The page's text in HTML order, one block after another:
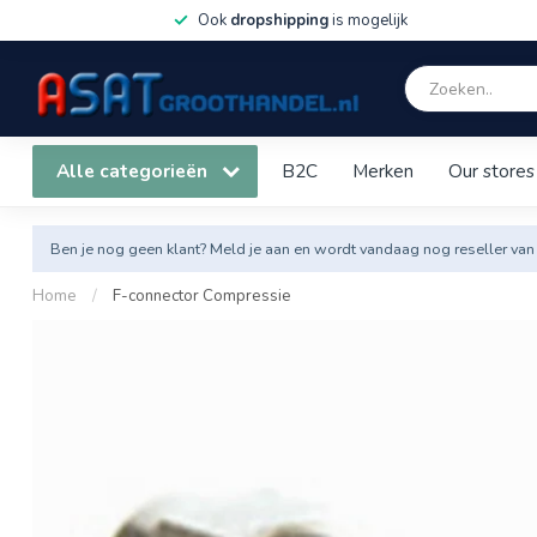
Ook dropshippingis mogelijk
Alle categorieën B2C Merken Our stores
Ben je nog geen klant? Meld je aan en wordt vandaag nog reseller
Home / F-connector Compressie